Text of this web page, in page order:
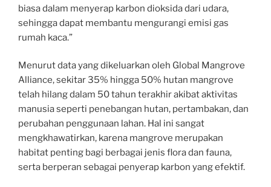
biasa dalam menyerap karbon dioksida dari udara,
sehingga dapat membantu mengurangi emisi gas
rumah kaca.”
Menurut data yang dikeluarkan oleh Global Mangrove
Alliance, sekitar 35% hingga 50% hutan mangrove
telah hilang dalam 50 tahun terakhir akibat aktivitas
manusia seperti penebangan hutan, pertambakan, dan
perubahan penggunaan lahan. Hal ini sangat
mengkhawatirkan, karena mangrove merupakan
habitat penting bagi berbagai jenis flora dan fauna,
serta berperan sebagai penyerap karbon yang efektif.